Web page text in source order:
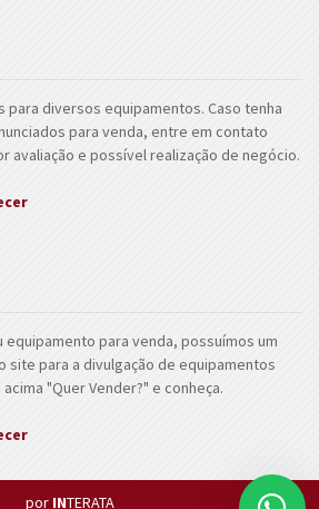
para diversos equipamentos. Caso tenha
para venda, entre em contato
avaliação e possível realização de negócio.
equipamento para venda, possuímos um
site para a divulgação de equipamentos
"Quer Vender?" e conheça.
por INTERATA